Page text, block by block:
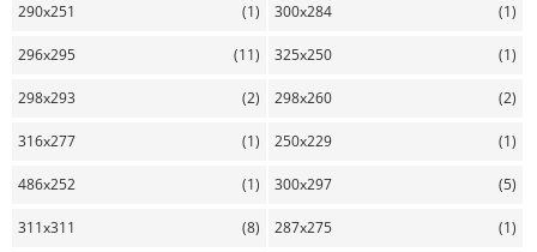
290x251 (1) 300x284 (1)
296x295 (11) 325x250 (1)
298x293 (2) 298x260 (2)
316x277 (1) 250x229 (1)
486x252 (1) 300x297 (5)
311x311 (8) 287x275 (1)